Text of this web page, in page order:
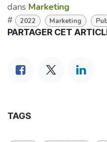
dans Marketing
#
2022 Marketing
PARTAGER CET
TAGS